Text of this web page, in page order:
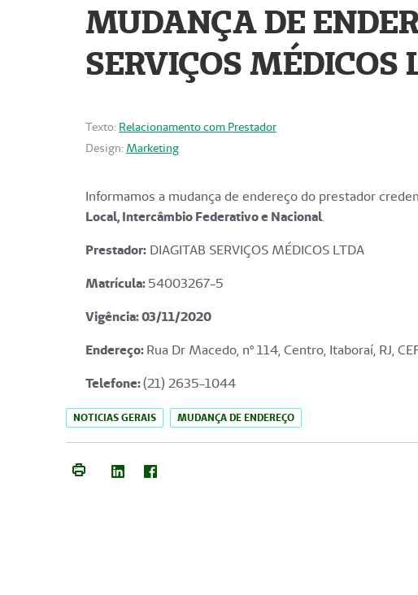
MUDANÇA DE
SERVIÇOS
Texto: Relacionamento com Prestador
Design: Marketing
Informamos a mudança de endereço do prestador
Local, Intercâmbio Federativo e Nacional.
Prestador: DIAGITAB SERVIÇOS MÉDICOS LTDA
Matrícula:54003267-5
Vigência: 03/11/2020
Endereço:Rua Dr Macedo, nº 114, Centro, Itaboraí, RJ,
Telefone:(21) 2635-1044
NOTICIAS GERAIS MUDANÇA DE ENDEREÇO